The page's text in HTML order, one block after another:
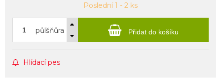
Poslední 1 - 2 ks
půlšňůra Přidat do košíku
Hlídací pes